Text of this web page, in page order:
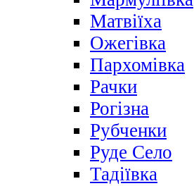
Матвіїха
Ожегівка
Пархомівка
Рачки
Рогізна
Рубченки
Руде Село
Тадіївка